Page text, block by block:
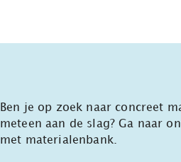
Ben je op zoek naar concreet
meteen aan de slag? Ga naar
met materialenbank.